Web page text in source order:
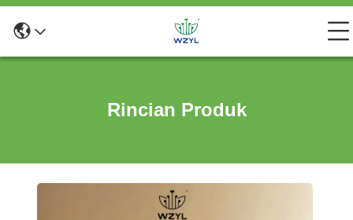
Rincian Produk